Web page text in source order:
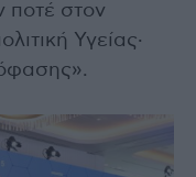
ποτέ στον
Υγείας·